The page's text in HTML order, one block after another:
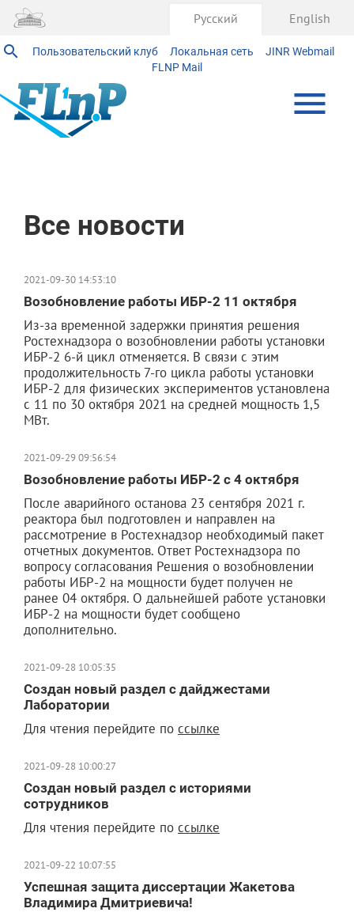
Пользовательский клуб Локальная сеть
JINR Webmail
FLNP Mail
Русский English
Все новости
2021-09-30 14:53:10
Возобновление работы ИБР-2 11 октября
Из-за временной задержки принятия решения
Ростехнадзора о возобновлении работы установки
ИБР-2 6-й цикл отменяется. В связи с этим
продолжительность 7-го цикла работы установки
ИБР-2 для физических экспериментов установлена
с 11 по 30 октября 2021 на средней мощность 1,5
МВт.
2021-09-29 09:56:54
Возобновление работы ИБР-2 с 4 октября
После аварийного останова 23 сентября 2021 г.
реактора был подготовлен и направлен на
рассмотрение в Ростехнадзор необходимый пакет
отчетных документов. Ответ Ростехнадзора по
вопросу согласования Решения о возобновлении
работы ИБР-2 на мощности будет получен не
ранее 04 октября. О дальнейшей работе установки
ИБР-2 на мощности будет сообщено
дополнительно.
2021-09-28 10:05:35
Создан новый раздел с дайджестами
Лаборатории
Для чтения перейдите по ссылке
2021-09-28 10:00:27
Создан новый раздел с историями
сотрудников
Для чтения перейдите по ссылке
2021-09-22 10:07:55
Успешная защита диссертации Жакетова
Владимира Дмитриевича!